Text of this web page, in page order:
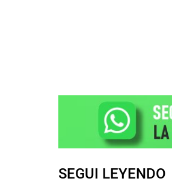
SEGUI LEYENDO